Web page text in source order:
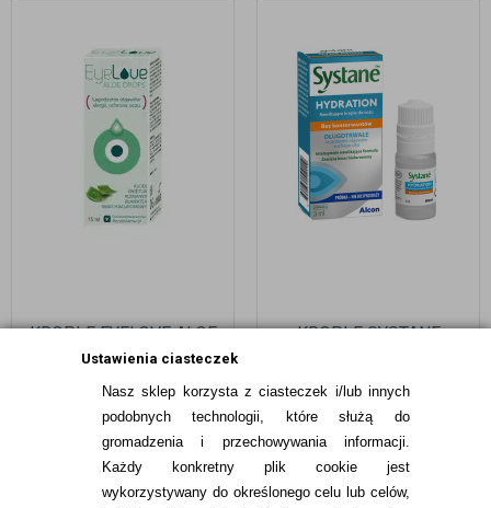
Ustawienia ciasteczek
Nasz sklep korzysta z ciasteczek i/lub innych
podobnych technologii, które służą do
gromadzenia i przechowywania informacji.
Każdy konkretny plik cookie jest
wykorzystywany do określonego celu lub celów,
KROPLE EYELOVE ALOE
DROPS - Z ALOESEM I
ALERGIKÓW
19,99pln
KROPLE SYSTANE
59,99 pln